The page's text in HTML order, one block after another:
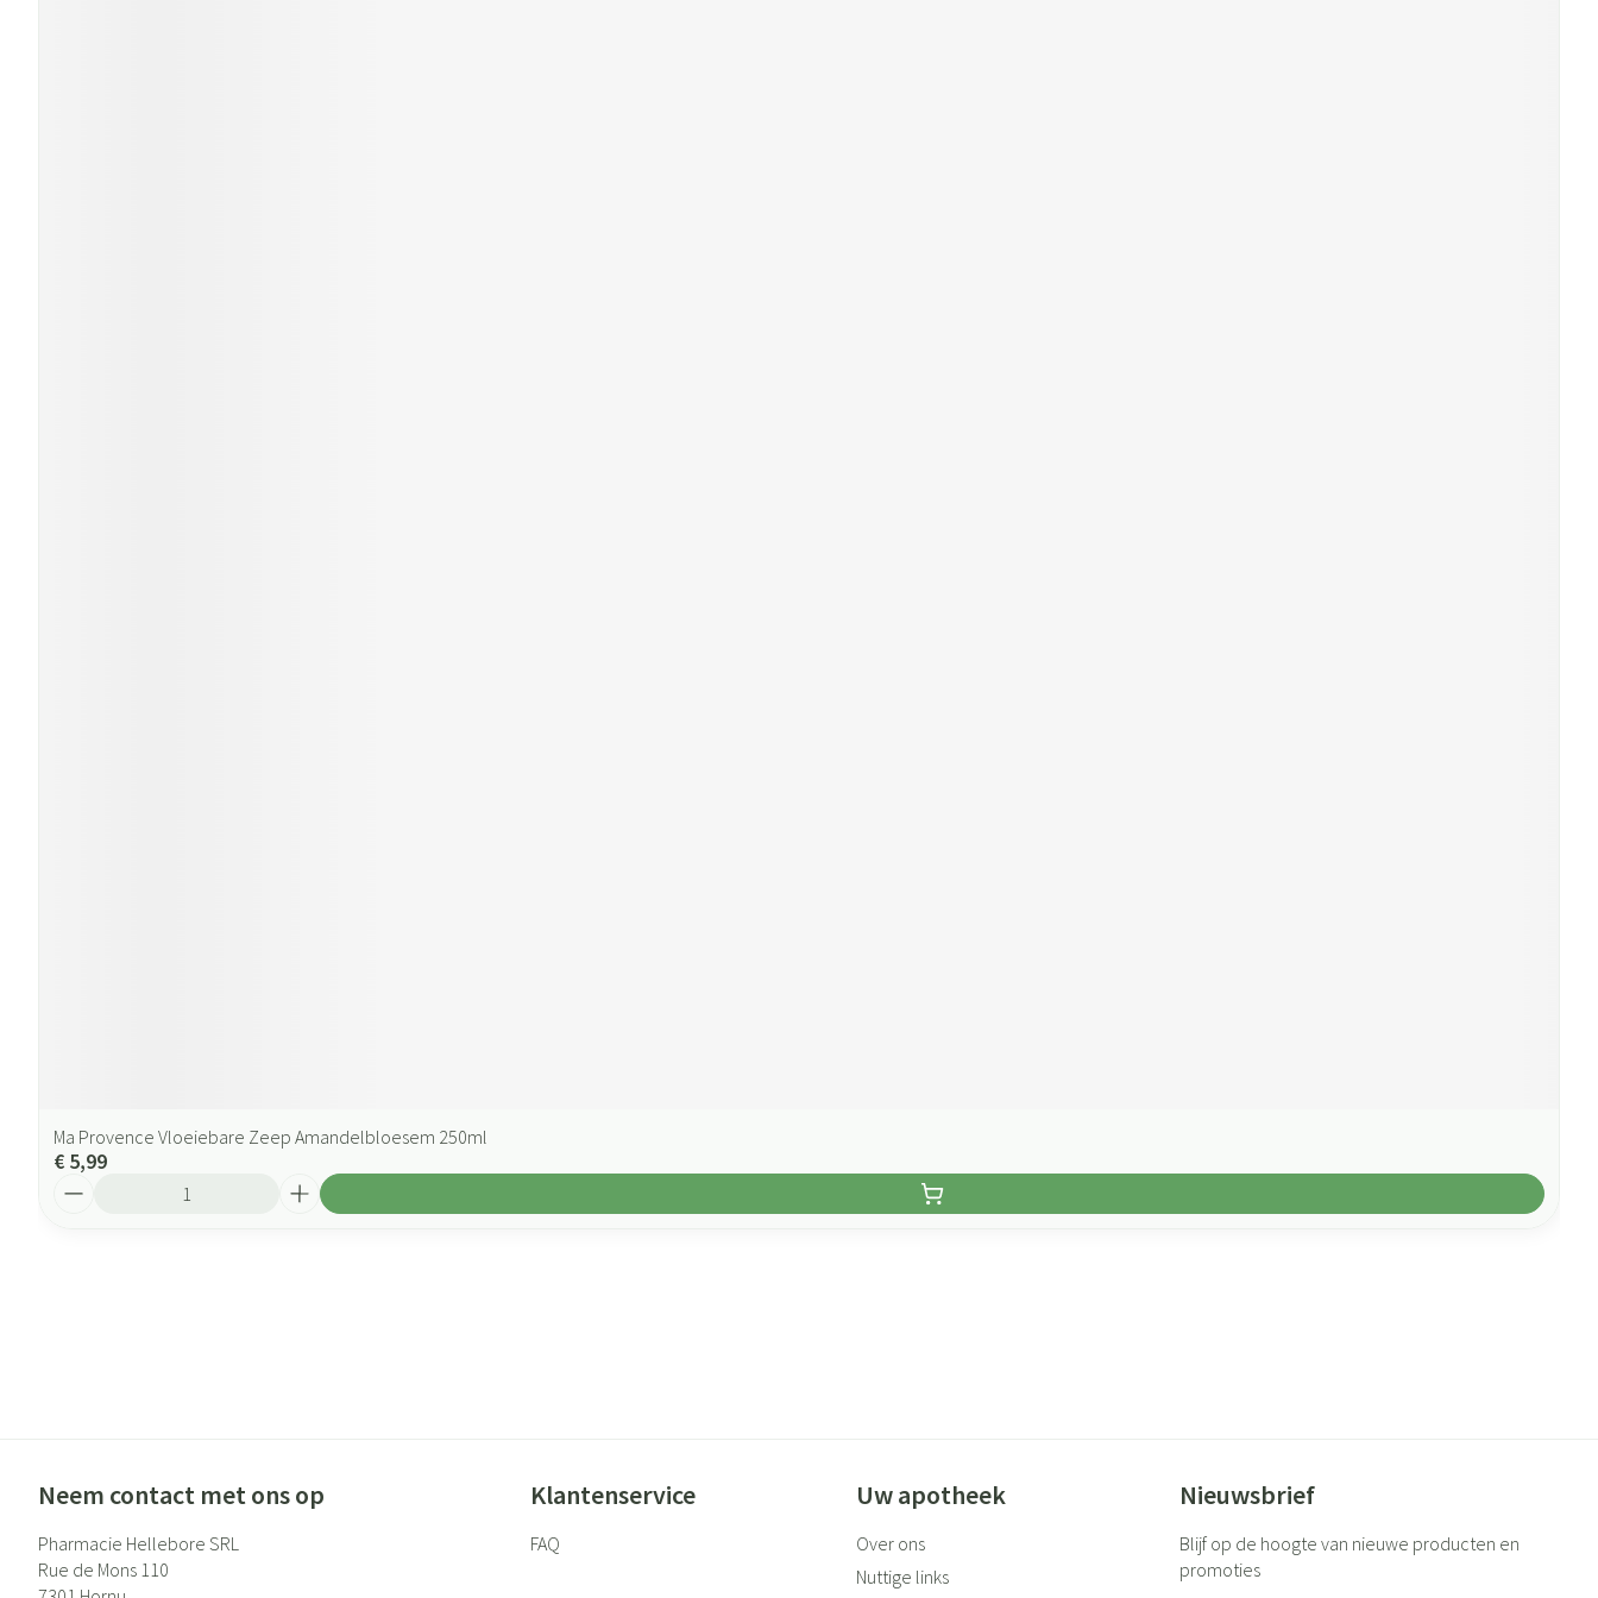
Ma Provence Vloeiebare Zeep Amandelbloesem 250ml
€ 5,99
Neem contact met ons op
Pharmacie Hellebore SRL
Rue de Mons 110
Klantenservice
FAQ
Uw apotheek
Over ons
Nuttige links
Nieuwsbrief
Blijf op de hoogte van nieuwe producten en
promoties